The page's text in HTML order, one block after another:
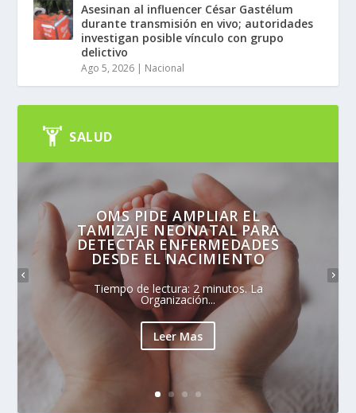
Asesinan al influencer César Gastélum
durante transmisión en vivo; autoridades
investigan posible vínculo con grupo
delictivo
Ago 5, 2026 | Nacional
SALUD
OMS PIDE AMPLIAR EL
TAMIZAJE NEONATAL PARA
DETECTAR ENFERMEDADES
DESDE EL NACIMIENTO
Tiempo de lectura: 2 minutos. La
Organización...
Leer Mas